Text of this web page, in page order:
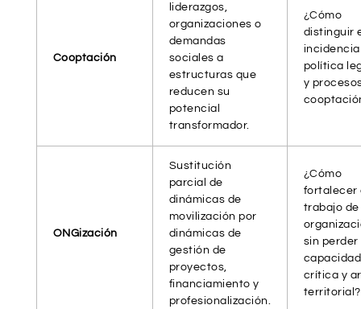
Cooptación
liderazgos,
organizaciones o
demandas
sociales a
estructuras que
reducen su
potencial
transformador.
¿Cómo
distinguir
incidencia
política
y
ONGización
Sustitución
parcial de
dinámicas de
movilización por
dinámicas de
gestión de
proyectos,
financiamiento y
profesionalización.
¿Cómo
fortalecer
trabajo de
sin perder
capacidad
crítica y
territorial?